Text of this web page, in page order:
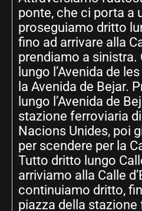
ponte, che ci porta a
proseguiamo dritto
fino ad arrivare alla
prendiamo a sinistra.
lungo l’Avenida de
la Avenida de Bejar.
lungo l’Avenida de
stazione ferroviaria
Nacions Unides, poi
per scendere per la
Tutto dritto lungo
arriviamo alla Calle
continuiamo dritto,
piazza della stazione